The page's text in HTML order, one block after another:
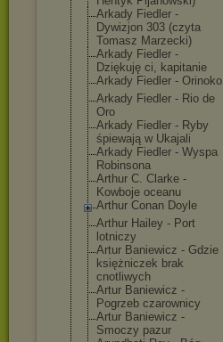
Arkady Fiedler -
Dywizjon 303 (czyta
Tomasz Marzecki)
Arkady Fiedler -
Dziękuję ci, kapitanie
Arkady Fiedler - Orinoko
Arkady Fiedler - Rio de
Oro
Arkady Fiedler - Ryby
śpiewają w Ukajali
Arkady Fiedler - Wyspa
Robinsona
Arthur C. Clarke -
Kowboje oceanu
Arthur Conan Doyle
Arthur Hailey - Port
lotniczy
Artur Baniewicz - Gdzie
księżniczek brak
cnotliwych
Artur Baniewicz -
Pogrzeb czarownicy
Artur Baniewicz -
Smoczy pazur